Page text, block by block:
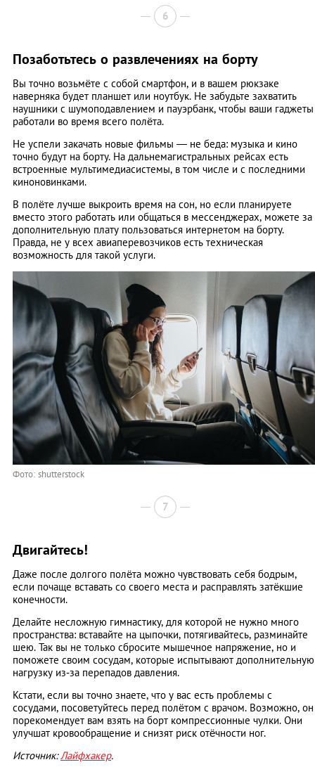
6
Позаботьтесь о развлечениях на борту
Вы точно возьмёте с собой смартфон, и в вашем рюкзаке
наверняка будет планшет или ноутбук. Не забудьте захватить
наушники с шумоподавлением и пауэрбанк, чтобы ваши гаджеты
работали во время всего полёта.
Не успели закачать новые фильмы — не беда: музыка и кино
точно будут на борту. На дальнемагистральных рейсах есть
встроенные мультимедиасистемы, в том числе и с последними
киноновинками.
В полёте лучше выкроить время на сон, но если планируете
вместо этого работать или общаться в мессенджерах, можете за
дополнительную плату пользоваться интернетом на борту.
Правда, не у всех авиаперевозчиков есть техническая
возможность для такой услуги.
Фото: shutterstock
7
Двигайтесь!
Даже после долгого полёта можно чувствовать себя бодрым,
если почаще вставать со своего места и расправлять затёкшие
конечности.
Делайте несложную гимнастику, для которой не нужно много
пространства: вставайте на цыпочки, потягивайтесь, разминайте
шею. Так вы не только сбросите мышечное напряжение, но и
поможете своим сосудам, которые испытывают дополнительную
нагрузку из‑за перепадов давления.
Кстати, если вы точно знаете, что у вас есть проблемы с
сосудами, посоветуйтесь перед полётом с врачом. Возможно, он
порекомендует вам взять на борт компрессионные чулки. Они
улучшат кровообращение и снизят риск отёчности ног.
Источник:Лайфхакер.